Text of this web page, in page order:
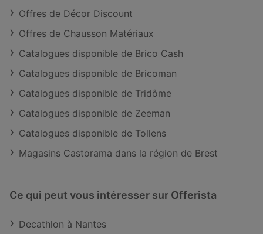
Offres de Décor Discount
Offres de Chausson Matériaux
Catalogues disponible de Brico Cash
Catalogues disponible de Bricoman
Catalogues disponible de Tridôme
Catalogues disponible de Zeeman
Catalogues disponible de Tollens
Magasins Castorama dans la région de Brest
Ce qui peut vous intéresser sur Offerista
Decathlon à Nantes